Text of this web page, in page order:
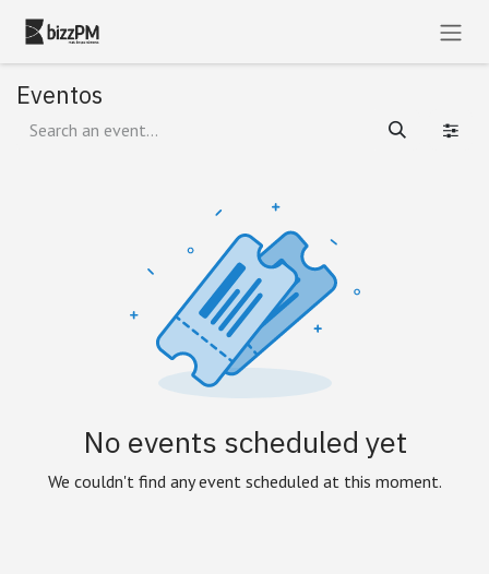
Eventos
No events scheduled yet
We couldn't find any event scheduled at this moment.